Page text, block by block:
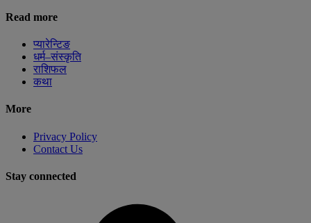
Read more
प्यारेन्टिङ
धर्म–संस्कृति
राशिफल
कथा
More
Privacy Policy
Contact Us
Stay connected